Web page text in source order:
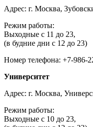
Адрес: г. Москва,
Режим работы:
Выходные с 11 до 23,
(в будние дни с 12 до 23)
Номер телефона: +7-986-
Университет
Адрес: г. Москва,
Режим работы:
Выходные с 10 до 23,